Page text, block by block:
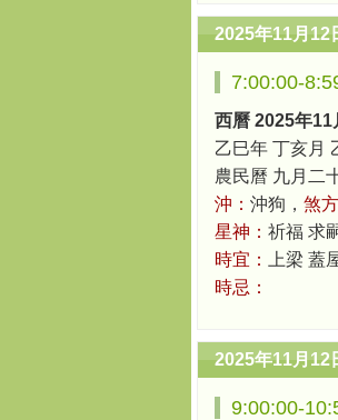
2025年11月12
7:00:00-
西曆 2025年11
乙巳年 丁亥月
農民曆 九月二
沖： 沖狗， 煞方
星神： 祈福 求
時宜：
上梁 蓋
時忌：
2025年11月12
9:00:00-